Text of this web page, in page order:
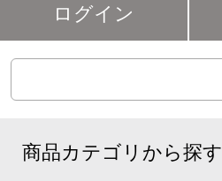
ログイン
商品カテゴリから探す